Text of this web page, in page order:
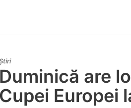
Duminică are
Cupei Europei